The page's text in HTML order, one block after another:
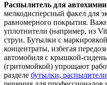
Распылитель для автохимии
мелкодисперсный факел для
равномерного покрытия.
уплотнители (например, из
струи. Бутылки с
концентраты, избегая
автомобиля с крышкой-
(гритомойкой) упрощают
разделе бутылки,